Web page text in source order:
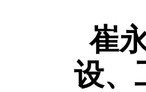
崔
设、